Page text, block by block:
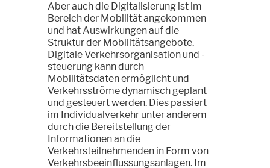
Aber auch die Digitalisierung ist im
Bereich der Mobilität angekommen
und hat Auswirkungen auf die
Struktur der Mobilitätsangebote.
Digitale Verkehrsorganisation und -
steuerung kann durch
Mobilitätsdaten ermöglicht und
Verkehrsströme dynamisch geplant
und gesteuert werden. Dies passiert
im Individualverkehr unter anderem
durch die Bereitstellung der
Informationen an die
Verkehrsteilnehmenden in Form von
Verkehrsbeeinflussungsanlagen. Im